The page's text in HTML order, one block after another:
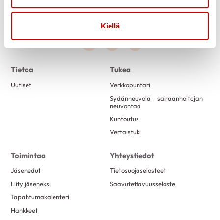
Kiellä
Link to facebook
Link to twitter
Link to youtube
Tietoa
Uutiset
Tukea
Verkkopuntari
Sydänneuvola – sairaanhoitajan
neuvontaa
Kuntoutus
Vertaistuki
Toimintaa
Jäsenedut
Liity jäseneksi
Tapahtumakalenteri
Hankkeet
Yhteystiedot
Tietosuojaselosteet
Saavutettavuusseloste